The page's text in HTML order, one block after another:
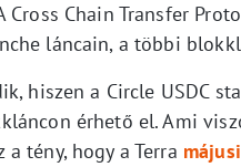
Cross Chain Transfer
láncain, a többi
hiszen a Circle USDC
érhető el. Ami
a tény, hogy a Terra